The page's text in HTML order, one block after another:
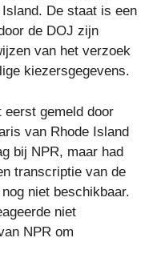
De staat is een
de DOJ zijn
van het verzoek
kiezersgegevens.
eerst gemeld door
van Rhode Island
bij NPR, maar had
transcriptie van de
niet beschikbaar.
niet
NPR om